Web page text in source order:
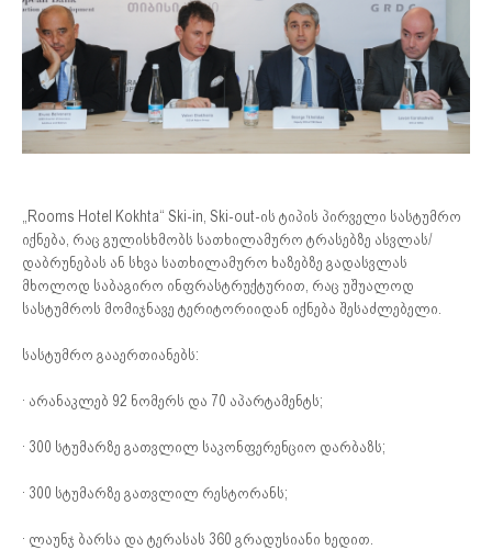
„Rooms Hotel Kokhta“ Ski-in, Ski-out-ის ტიპის პირველი სასტუმრო
იქნება, რაც გულისხმობს სათხილამურო ტრასებზე ასვლას/
დაბრუნებას ან სხვა სათხილამურო ხაზებზე გადასვლას
მხოლოდ საბაგირო ინფრასტრუქტურით, რაც უშუალოდ
სასტუმროს მომიჯნავე ტერიტორიიდან იქნება შესაძლებელი.
სასტუმრო გააერთიანებს:
· არანაკლებ 92 ნომერს და 70 აპარტამენტს;
· 300 სტუმარზე გათვლილ საკონფერენციო დარბაზს;
· 300 სტუმარზე გათვლილ რესტორანს;
· ლაუნჯ ბარსა და ტერასას 360 გრადუსიანი ხედით.